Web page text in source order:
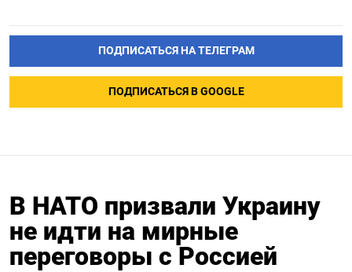
ПОДПИСАТЬСЯ НА ТЕЛЕГРАМ
ПОДПИСАТЬСЯ В GOOGLE
В НАТО призвали Украину
не идти на мирные
переговоры с Россией